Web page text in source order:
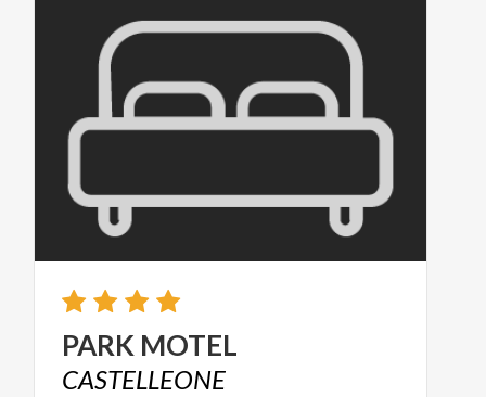
PARK MOTEL
CASTELLEONE